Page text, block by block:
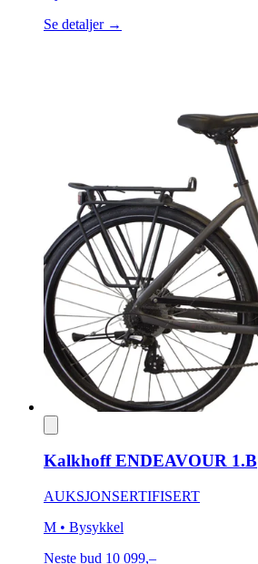
Se detaljer →
Kalkhoff ENDEAVOUR 1.B
AUKSJONSERTIFISERT
M • Bysykkel
Neste bud 10 099,–